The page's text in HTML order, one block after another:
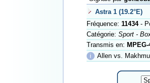
Astra 1 (19.2°E)
Fréquence: 11434-
Catégorie: Sport -
Transmis en:
ℹ
Allen vs.